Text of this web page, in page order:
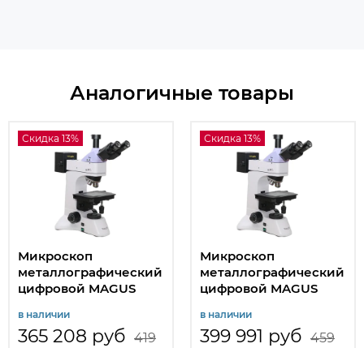
Аналогичные товары
Скидка 13%
Микроскоп
металлографический
цифровой MAGUS
в наличии
365 208 руб 419
Скидка 13%
Микроскоп
металлографический
цифровой MAGUS
в наличии
399 991 руб 459